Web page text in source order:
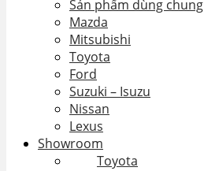
Sản phẩm dùng chung
Mazda
Mitsubishi
Toyota
Ford
Suzuki – Isuzu
Nissan
Lexus
Showroom
Toyota